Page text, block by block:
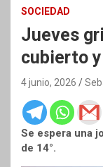
SOCIEDAD
Jueves
cubierto
4 junio, 2026
Se espera una
de 14°.